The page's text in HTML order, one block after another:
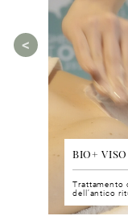
BIO+ VISO
Trattamento
dell’antico